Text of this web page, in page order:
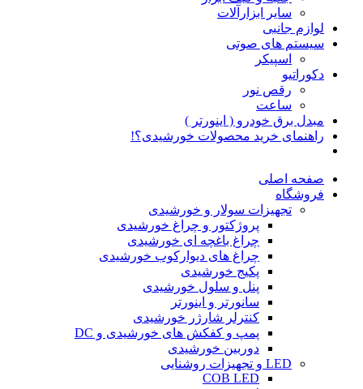
سایر ابزارآلات
لوازم جانبی
سیستم های صوتی
اسپیکر
دکوراتیو
رقص نور
ساعت
مبدل برق خودرو ( اینورتر )
راهنمای خرید محصولات خورشیدی؟!
صفحه اصلی
فروشگاه
تجهیزات سولار و خورشیدی
پروژکتور و چراغ خورشیدی
چراغ باغچه ای خورشیدی
چراغ های دیوارکوب خورشیدی
پکیج خورشیدی
پنل و سلول خورشیدی
سانورتر و اینورتر
کنترلر شارژر خورشیدی
پمپ و کفکش های خورشیدی و DC
دوربین خورشیدی
LED و تجهیزات روشنایی
COB LED